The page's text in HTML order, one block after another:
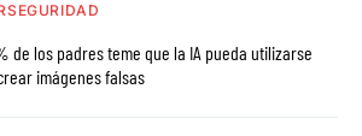
de los padres teme que la IA pueda utilizarse
imágenes falsas